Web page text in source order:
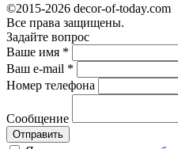
©2015-2026 decor-of-today.com
Все права защищены.
Задайте вопрос
Ваше имя *
Ваш e-mail *
Номер телефона
Сообщение